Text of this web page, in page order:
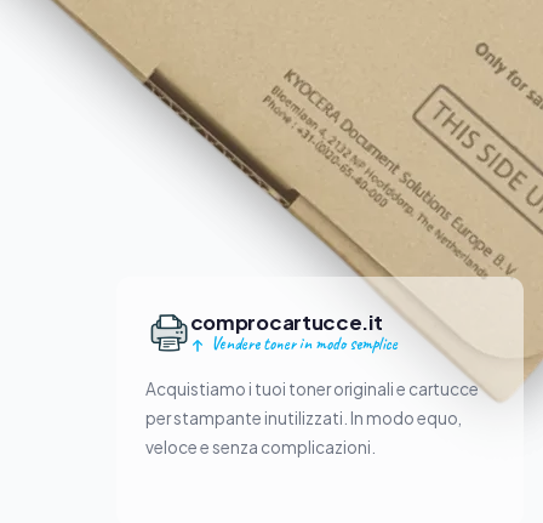
comprocartucce.it
Vendere toner in modo semplice
Acquistiamo i tuoi toner originali e cartucce
per stampante inutilizzati. In modo equo,
veloce e senza complicazioni.